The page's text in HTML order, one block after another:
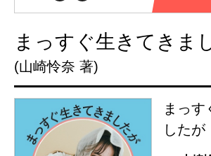
まっすぐ生きてきま
(山崎怜奈 著)
まっす
したが